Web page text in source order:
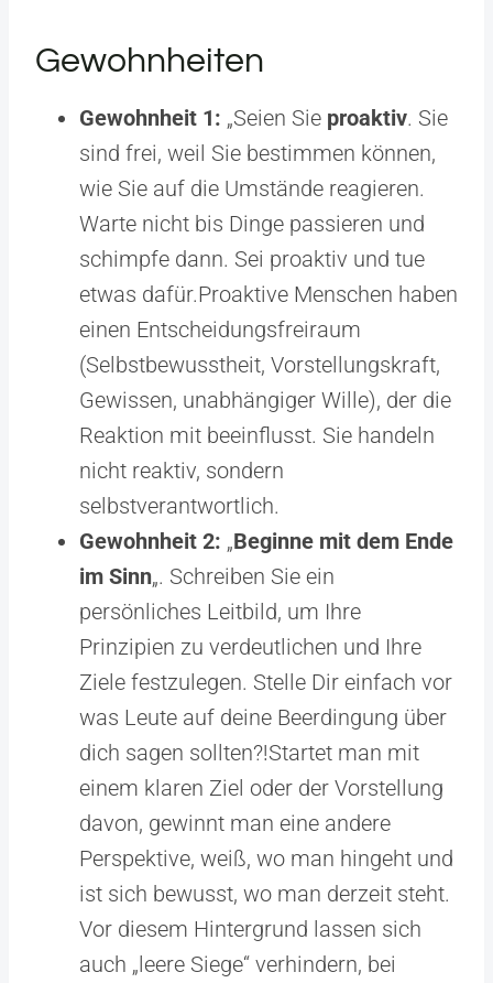
Gewohnheiten
Gewohnheit 1: „Seien Sie proaktiv. Sie
sind frei, weil Sie bestimmen können,
wie Sie auf die Umstände reagieren.
Warte nicht bis Dinge passieren und
schimpfe dann. Sei proaktiv und tue
etwas dafür.Proaktive Menschen haben
einen Entscheidungsfreiraum
(Selbstbewusstheit, Vorstellungskraft,
Gewissen, unabhängiger Wille), der die
Reaktion mit beeinflusst. Sie handeln
nicht reaktiv, sondern
selbstverantwortlich.
Gewohnheit 2: „Beginne mit dem Ende
im Sinn„. Schreiben Sie ein
persönliches Leitbild, um Ihre
Prinzipien zu verdeutlichen und Ihre
Ziele festzulegen. Stelle Dir einfach vor
was Leute auf deine Beerdingung über
dich sagen sollten?!Startet man mit
einem klaren Ziel oder der Vorstellung
davon, gewinnt man eine andere
Perspektive, weiß, wo man hingeht und
ist sich bewusst, wo man derzeit steht.
Vor diesem Hintergrund lassen sich
auch „leere Siege“ verhindern, bei